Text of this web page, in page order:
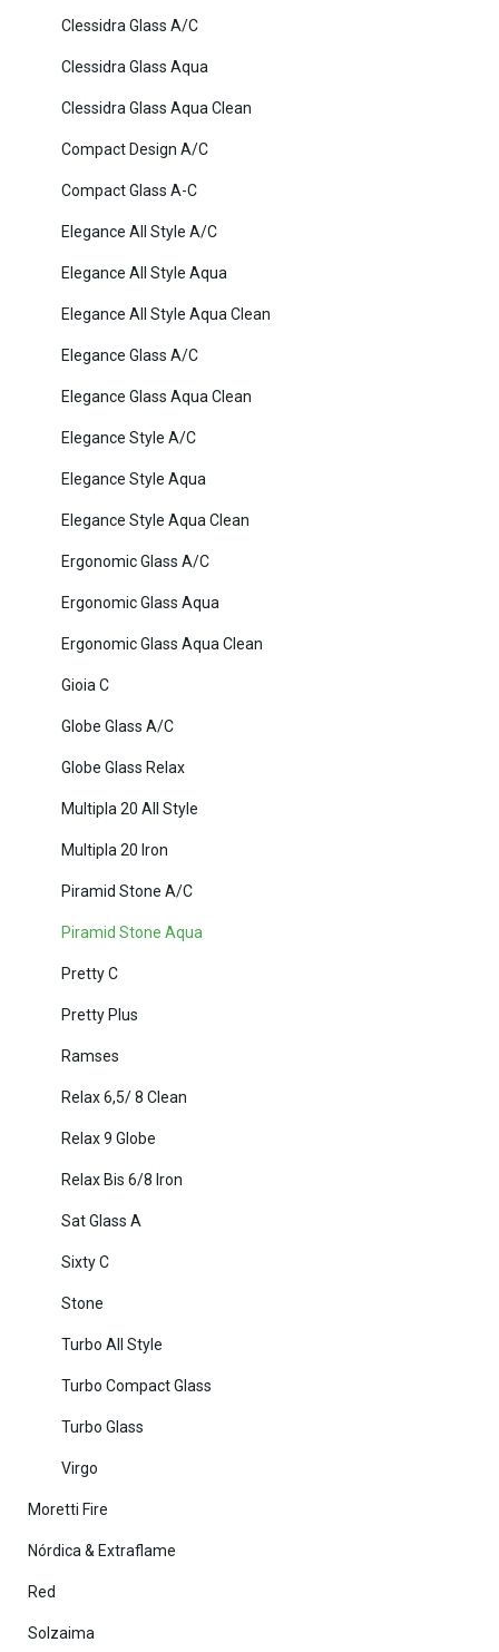
Clessidra Glass A/C
Clessidra Glass Aqua
Clessidra Glass Aqua Clean
Compact Design A/C
Compact Glass A-C
Elegance All Style A/C
Elegance All Style Aqua
Elegance All Style Aqua Clean
Elegance Glass A/C
Elegance Glass Aqua Clean
Elegance Style A/C
Elegance Style Aqua
Elegance Style Aqua Clean
Ergonomic Glass A/C
Ergonomic Glass Aqua
Ergonomic Glass Aqua Clean
Gioia C
Globe Glass A/C
Globe Glass Relax
Multipla 20 All Style
Multipla 20 Iron
Piramid Stone A/C
Piramid Stone Aqua
Pretty C
Pretty Plus
Ramses
Relax 6,5/ 8 Clean
Relax 9 Globe
Relax Bis 6/8 Iron
Sat Glass A
Sixty C
Stone
Turbo All Style
Turbo Compact Glass
Turbo Glass
Virgo
Moretti Fire
Nórdica & Extraflame
Red
Solzaima